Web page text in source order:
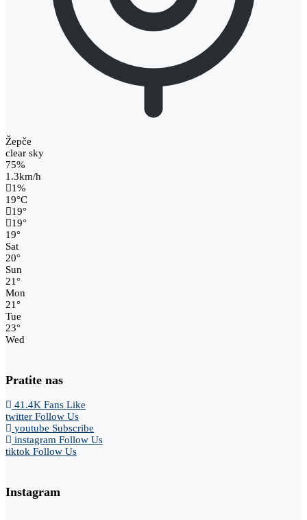
Žepče
clear sky
75%
1.3km/h
1%
19°C
19°
19°
19°
Sat
20°
Sun
21°
Mon
21°
Tue
23°
Wed
Pratite nas
41.4K Fans Like
twitter Follow Us
youtube Subscribe
instagram Follow Us
tiktok Follow Us
Instagram